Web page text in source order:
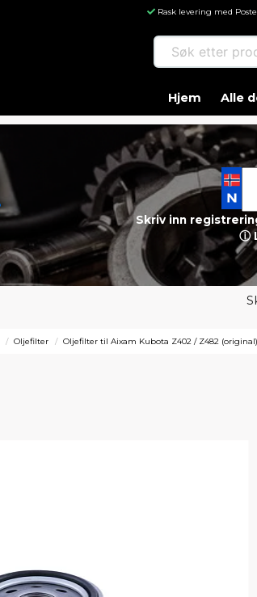
Rask levering med
Søk etter
Hjem Alle
Skriv inn
ⓘ
Oljefilter Oljefilter til Aixam Kubota Z402 / Z482 (original)